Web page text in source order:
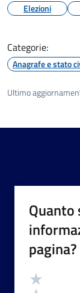
Elezioni
Categorie:
Anagrafe e stato
Ultimo
Quanto
pagina?
Valutazione